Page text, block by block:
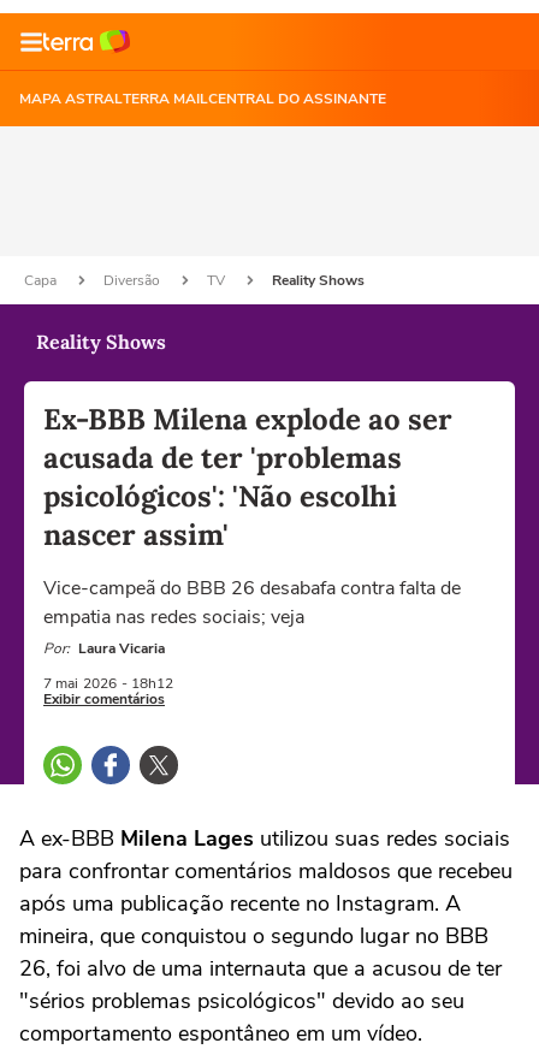
MAPA ASTRALTERRA MAILCENTRAL DO ASSINANTE
Capa Diversão TV Reality Shows
Reality Shows
Ex-BBB Milena explode ao ser
acusada de ter 'problemas
psicológicos': 'Não escolhi
nascer assim'
Vice-campeã do BBB 26 desabafa contra falta de
empatia nas redes sociais; veja
Por: Laura Vicaria
7 mai 2026 - 18h12
Exibir comentários
A ex-BBB Milena Lages utilizou suas redes sociais
para confrontar comentários maldosos que recebeu
após uma publicação recente no Instagram. A
mineira, que conquistou o segundo lugar no BBB
26, foi alvo de uma internauta que a acusou de ter
"sérios problemas psicológicos" devido ao seu
comportamento espontâneo em um vídeo.